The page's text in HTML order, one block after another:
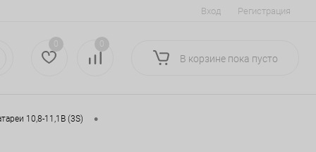
Вход Регистрация
0 0
В корзине пока пусто
10,8-11,1В (3S) •